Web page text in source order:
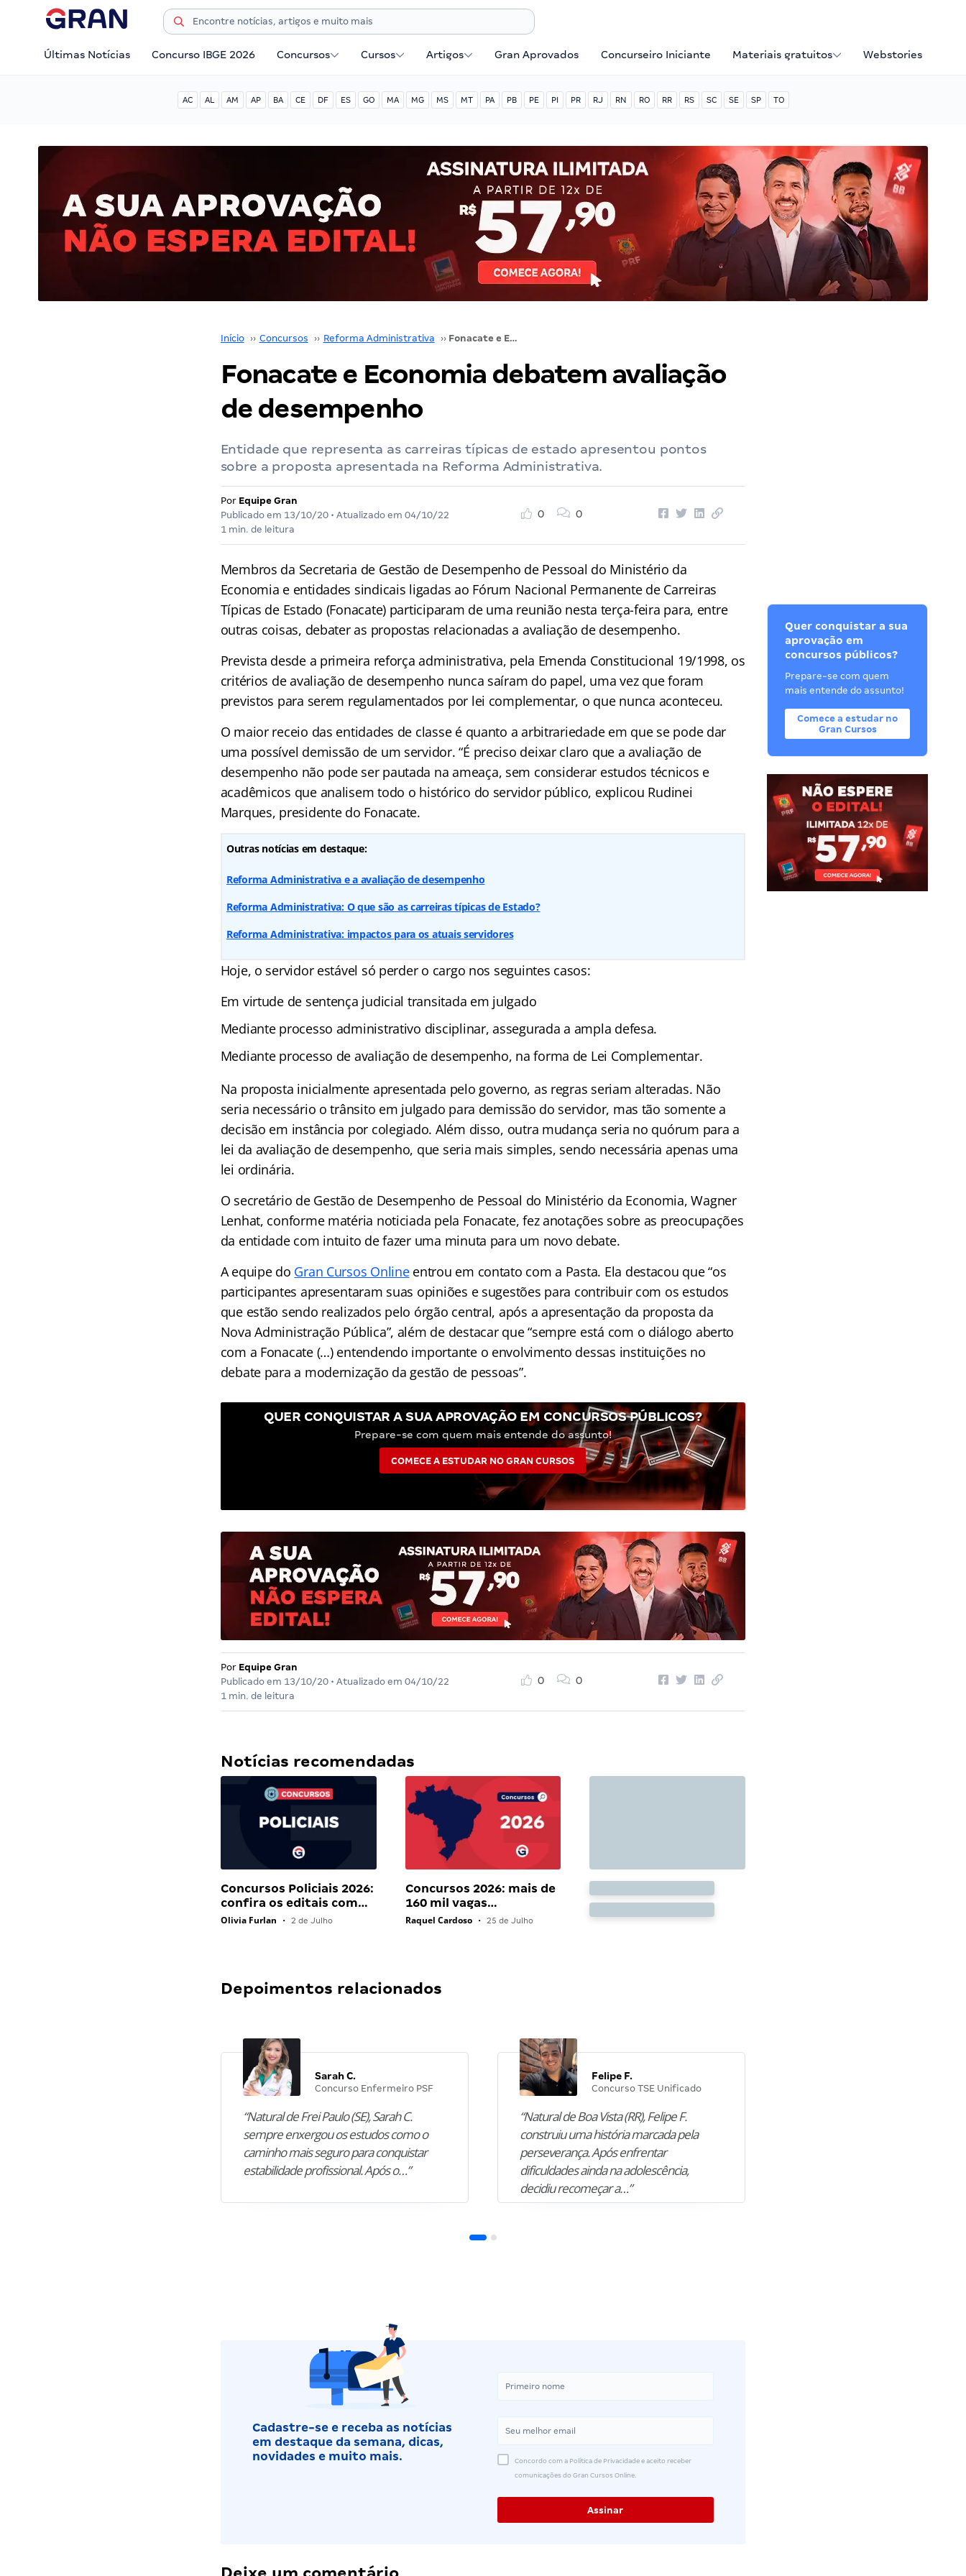
Últimas Notícias Concurso IBGE 2026 Concursos Cursos Artigos Gran Aprovados Concurseiro Iniciante Materiais gratuitos Webstories
AC AL AM AP BA CE DF ES GO MA MG MS MT PA PB PE PI PR RJ RN RO RR RS SC SE SP TO
Início ›› Concursos ›› Reforma Administrativa ›› Fonacate e Economia debatem avaliação de desempenho
Fonacate e Economia debatem avaliação
de desempenho
Entidade que representa as carreiras típicas de estado apresentou pontos
sobre a proposta apresentada na Reforma Administrativa.
Por Equipe Gran
Publicado em 13/10/20• Atualizado em 04/10/22
1 min. de leitura
0 0
Membros da Secretaria de Gestão de Desempenho de Pessoal do Ministério da
Economia e entidades sindicais ligadas ao Fórum Nacional Permanente de Carreiras
Típicas de Estado (Fonacate) participaram de uma reunião nesta terça-feira para, entre
outras coisas, debater as propostas relacionadas a avaliação de desempenho.
Prevista desde a primeira reforça administrativa, pela Emenda Constitucional 19/1998, os
critérios de avaliação de desempenho nunca saíram do papel, uma vez que foram
previstos para serem regulamentados por lei complementar, o que nunca aconteceu.
O maior receio das entidades de classe é quanto a arbitrariedade em que se pode dar
uma possível demissão de um servidor. “É preciso deixar claro que a avaliação de
desempenho não pode ser pautada na ameaça, sem considerar estudos técnicos e
acadêmicos que analisem todo o histórico do servidor público, explicou Rudinei
Marques, presidente do Fonacate.
Outras notícias em destaque:
Reforma Administrativa e a avaliação de desempenho
Reforma Administrativa: O que são as carreiras típicas de Estado?
Reforma Administrativa: impactos para os atuais servidores
Hoje, o servidor estável só perder o cargo nos seguintes casos:
Em virtude de sentença judicial transitada em julgado
Mediante processo administrativo disciplinar, assegurada a ampla defesa.
Mediante processo de avaliação de desempenho, na forma de Lei Complementar.
Na proposta inicialmente apresentada pelo governo, as regras seriam alteradas. Não
seria necessário o trânsito em julgado para demissão do servidor, mas tão somente a
decisão em instância por colegiado. Além disso, outra mudança seria no quórum para a
lei da avaliação de desempenho, que seria mais simples, sendo necessária apenas uma
lei ordinária.
O secretário de Gestão de Desempenho de Pessoal do Ministério da Economia, Wagner
Lenhat, conforme matéria noticiada pela Fonacate, fez anotações sobre as preocupações
da entidade com intuito de fazer uma minuta para um novo debate.
A equipe do Gran Cursos Onlineentrou em contato com a Pasta. Ela destacou que “os
participantes apresentaram suas opiniões e sugestões para contribuir com os estudos
que estão sendo realizados pelo órgão central, após a apresentação da proposta da
Nova Administração Pública”, além de destacar que “sempre está com o diálogo aberto
com a Fonacate (…) entendendo importante o envolvimento dessas instituições no
debate para a modernização da gestão de pessoas”.
QUER CONQUISTAR A SUA APROVAÇÃO EM CONCURSOS PÚBLICOS?
Prepare-se com quem mais entende do assunto!
COMECE A ESTUDAR NO GRAN CURSOS
Por Equipe Gran
Publicado em 13/10/20• Atualizado em 04/10/22
1 min. de leitura
0 0
Notícias recomendadas
Concursos Policiais 2026:
confira os editais com…
Olivia Furlan • 2 de Julho
Concursos 2026: mais de
160 mil vagas…
Raquel Cardoso • 25 de Julho
Depoimentos relacionados
Sarah C.
Concurso Enfermeiro PSF
“Natural de Frei Paulo (SE), Sarah C.
sempre enxergou os estudos como o
caminho mais seguro para conquistar
estabilidade profissional. Após o…”
Felipe F.
Concurso TSE Unificado
“Natural de Boa Vista (RR), Felipe F.
construiu uma história marcada pela
perseverança. Após enfrentar
dificuldades ainda na adolescência,
decidiu recomeçar a…”
Cadastre-se e receba as notícias
em destaque da semana, dicas,
novidades e muito mais.
Concordo com a Política de Privacidade e aceito receber
comunicações do Gran Cursos Online.
Quer conquistar a sua
aprovação em
concursos públicos?
Prepare-se com quem
mais entende do assunto!
Comece a estudar no
Gran Cursos